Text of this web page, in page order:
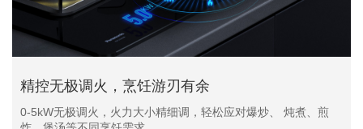
精控无极调火，烹饪游刃有余
0-5kW无极调火，火力大小精细调，轻松应对爆炒、 炖煮、煎